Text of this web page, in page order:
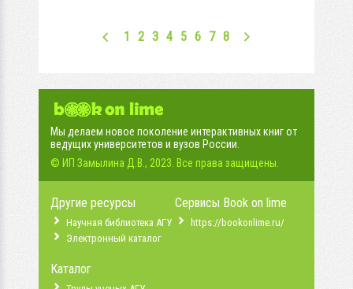
1 2 3 4 5 6 7 8
Мы делаем новое поколение интерактивных книг от
ведущих университетов и вузов России.
© ИП Замылина Д.В., 2023. Все права защищены.
Другие ресурсы
Научная библиотека АГУ
Электронный каталог
Каталог
Сервисы Book on lime
https://bookonlime.ru/